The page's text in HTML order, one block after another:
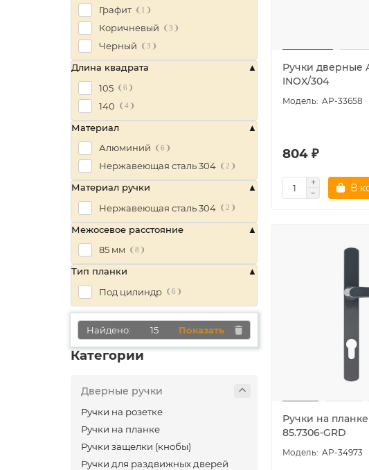
Графит 1
Коричневый 3
Черный 3
Длина квадрата
105
6
140 4
Материал
Алюминий
6
Нержавеющая сталь 304 2
Материал ручки
Нержавеющая сталь 304
2
Межосевое расстояние
85 мм
8
Тип планки
Под цилиндр
6
Найдено: 15 Показать
Категории
Дверные ручки
Ручки на розетке
Ручки на планке
Ручки защелки (кнобы)
Ручки для раздвижных дверей
Ручки дверные
INOX/304
AP-33658
804 ₽
В
Ручки на
85.7306-GRD
AP-34973